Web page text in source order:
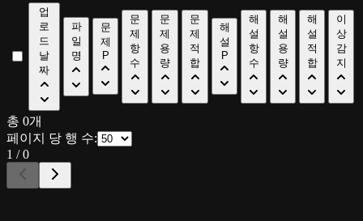
업
로
드
날
짜
파
일
명
문
제
P
문
제
항
수
문
제
용
량
문
제
적
합
해
설
P
해
설
항
수
해
설
용
량
해
설
적
합
이
상
감
지
총 0개
페이지 당 행 수:
1 /0